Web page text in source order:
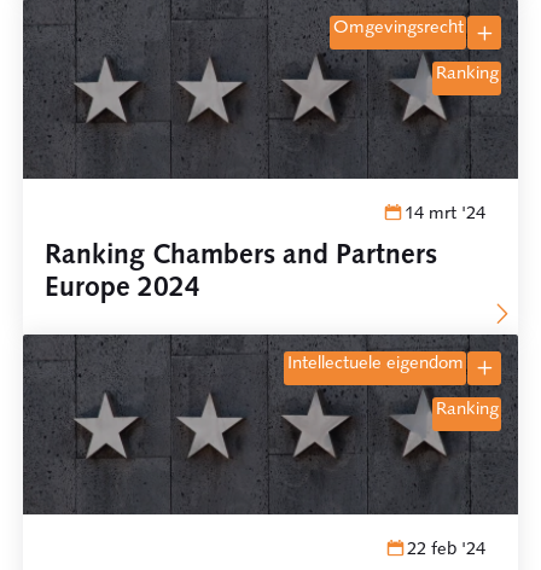
omgevingsrecht
ranking
14 mrt '24
Ranking Chambers and Partners
Europe 2024
intellectuele eigendom
ranking
22 feb '24